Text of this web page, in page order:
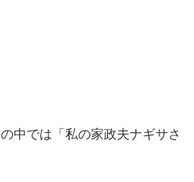
中では「私の家政夫ナギサさ